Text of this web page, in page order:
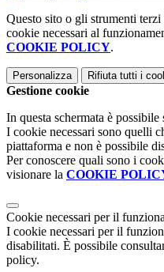
Questo sito o gli strumenti
cookie necessari al
COOKIE POLICY.
Personalizza Rifiuta tutti i
Gestione cookie
In questa schermata è
I cookie necessari sono quelli
piattaforma e non è possibile
Per conoscere quali sono i
visionare la COOKIE
Cookie necessari per il
I cookie necessari per il
disabilitati. È possibile
policy.